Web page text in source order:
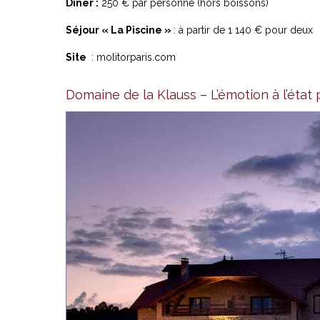
Dîner : 250 € par personne (hors boissons)
Séjour « La Piscine » : à partir de 1 140 € pour deux
Site : molitorparis.com
Domaine de la Klauss – L’émotion à l’état